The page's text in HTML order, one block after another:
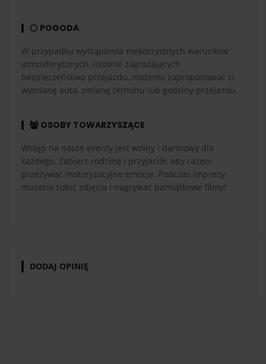
POGODA
W przypadku wystąpienia niekorzystnych warunków
atmosferycznych, istotnie zagrażających
bezpieczeństwu przejazdu, możemy zaproponować ci
wymianę auta, zmianę terminu lub godziny przejazdu.
OSOBY TOWARZYSZĄCE
Wstęp na nasze eventy jest wolny i darmowy dla
każdego. Zabierz rodzinę i przyjaciół, aby razem
przeżywać motoryzacyjne emocje. Podczas imprezy
możecie robić zdjęcia i nagrywać pamiątkowe filmy!
DODAJ OPINIĘ